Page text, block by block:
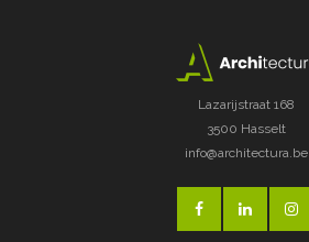
Lazarijstraat 168
3500 Hasselt
info@architectura.be